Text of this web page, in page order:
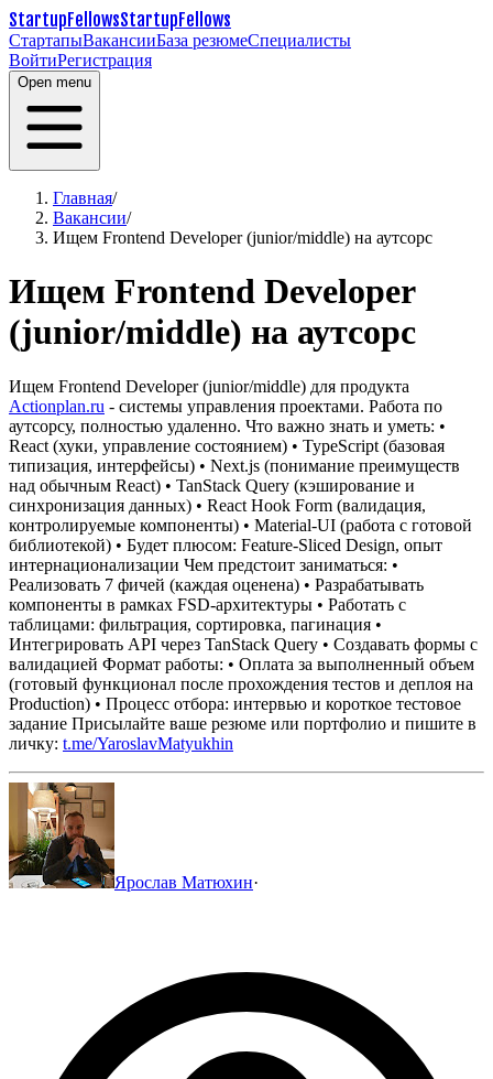
StartupFellowsStartupFellows
СтартапыВакансииБаза резюмеСпециалисты
ВойтиРегистрация
Open menu
Главная/
Вакансии/
Ищем Frontend Developer (junior/middle) на аутсорс
Ищем Frontend Developer
(junior/middle) на аутсорс
Ищем Frontend Developer (junior/middle) для продукта
Actionplan.ru - системы управления проектами. Работа по
аутсорсу, полностью удаленно. Что важно знать и уметь: •
React (хуки, управление состоянием) • TypeScript (базовая
типизация, интерфейсы) • Next.js (понимание преимуществ
над обычным React) • TanStack Query (кэширование и
синхронизация данных) • React Hook Form (валидация,
контролируемые компоненты) • Material-UI (работа с готовой
библиотекой) • Будет плюсом: Feature-Sliced Design, опыт
интернационализации Чем предстоит заниматься: •
Реализовать 7 фичей (каждая оценена) • Разрабатывать
компоненты в рамках FSD-архитектуры • Работать с
таблицами: фильтрация, сортировка, пагинация •
Интегрировать API через TanStack Query • Создавать формы с
валидацией Формат работы: • Оплата за выполненный объем
(готовый функционал после прохождения тестов и деплоя на
Production) • Процесс отбора: интервью и короткое тестовое
задание Присылайте ваше резюме или портфолио и пишите в
личку: t.me/YaroslavMatyukhin
Ярослав Матюхин·